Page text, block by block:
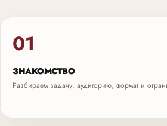
01
ЗНАКОМСТВО
Разбираем задачу, аудиторию, формат и